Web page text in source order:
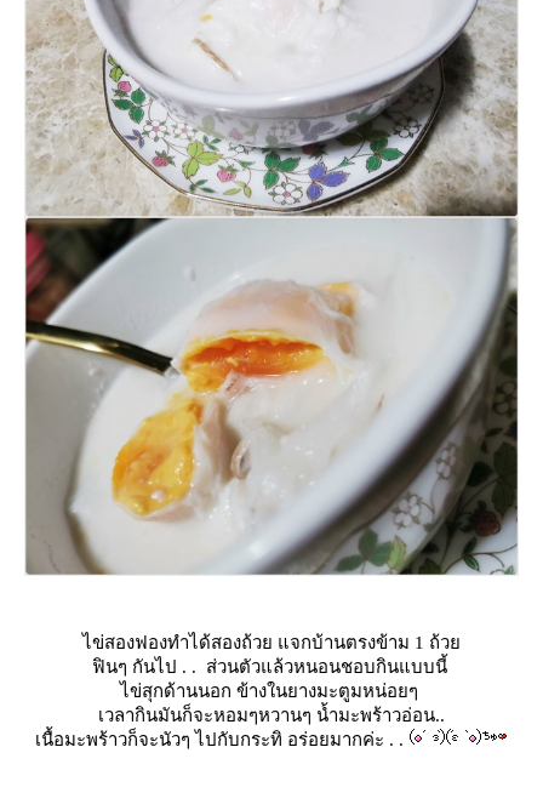
ไข่สองฟองทำได้สองถ้วย แจกบ้านตรงข้าม 1 ถ้ว
ฟินๆ กันไป . . ส่วนตัวแล้วหนอนชอบกินแบบนี้
ไข่สุกด้านนอก ข้างในยางมะตูมหน่อยๆ
เวลากินมันก็จะหอมๆหวานๆ น้ำมะพร้าวอ่อน..
เนื้อมะพร้าวก็จะนัวๆ ไปกับกระทิ อร่อยมากค่ะ . .